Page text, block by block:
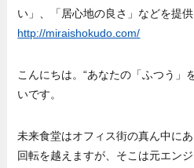
い」、「居心地の良さ」などを提供
http://miraishokudo.com/
こんにちは。“あなたの「ふつう」
いです。
未来食堂はオフィス街の真ん中に
回転を越えますが、そこは元エン